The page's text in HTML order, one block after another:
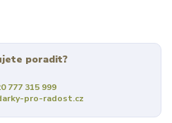
poradit?
777 315 999
pro-radost.cz